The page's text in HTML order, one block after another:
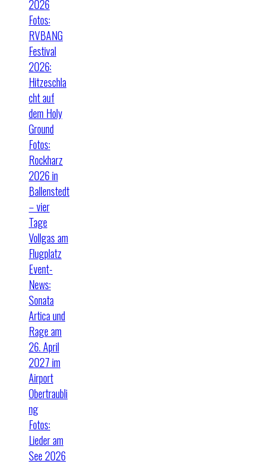
2026
Fotos:
RVBANG
Festival
2026:
Hitzeschla
cht auf
dem Holy
Ground
Fotos:
Rockharz
2026 in
Ballenstedt
– vier
Tage
Vollgas am
Flugplatz
Event-
News:
Sonata
Artica und
Rage am
26. April
2027 im
Airport
Obertraubli
ng
Fotos:
Lieder am
See 2026